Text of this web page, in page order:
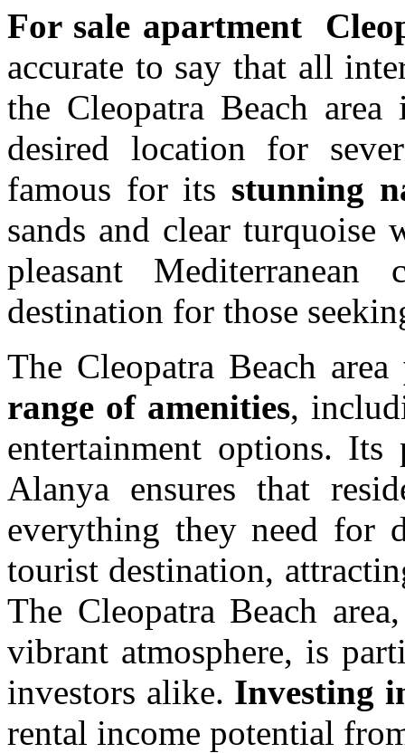
For sale apartment
accurate to say that all
the Cleopatra Beach
desired location for
famous for its stunning
sands and clear turquoise
pleasant
destination for those
The Cleopatra Beach area
range of amenities,
entertainment options.
Alanya ensures that
everything they need for
tourist destination,
The Cleopatra Beach
vibrant atmosphere, is
investors alike. Investing
rental income potential